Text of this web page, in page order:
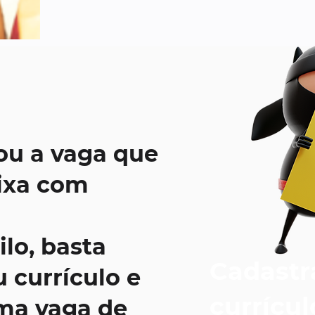
a vaga que
com
basta
currículo e
vaga de